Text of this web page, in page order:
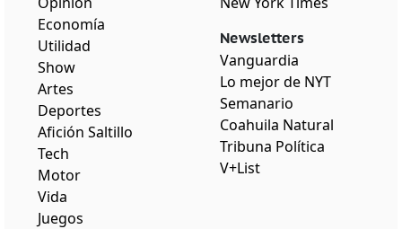
Economía
Utilidad
Show
Artes
Deportes
Afición Saltillo
Tech
Motor
Vida
Juegos
Newsletters
Vanguardia
Lo mejor de NYT
Semanario
Coahuila Natural
Tribuna Política
V+List